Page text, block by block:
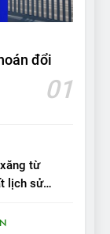
PHEV có
xứng
“Hơn
đổi
01
từ
lịch sử